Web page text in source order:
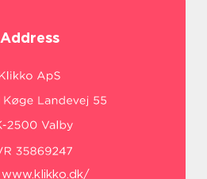
Address
www.klikko.dk/